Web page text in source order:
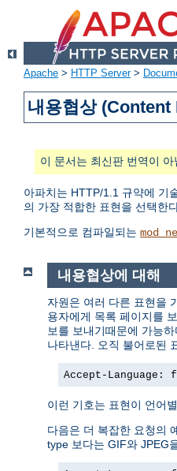
Apache > HTTP Server>
내용협상
이 문서는 최신판 번역이
아파치는 HTTP/1.1 규약에 기
의 가장 적합한 표현을 선택한
기본적으로 컴파일되는
내용협상에 대해
자원은 여러 다른 표현을
용자에게 목록 페이지를
보를 보내기때문에 가능
나타낸다. 오직 불어로된
Accept-Language:
이런 기호는 표현이 언어
다음은 더 복잡한 요청의
type 보다는 GIF와 JPEG